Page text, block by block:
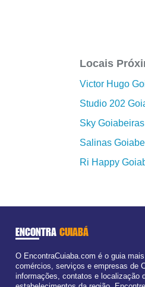
Locais
Victor Hugo
Studio 202
Sky
Salinas
Ri Happy
ENCONTRA CUIABÁ
O EncontraCuiaba.com é o guia
comércios, serviços e empresas de
informações, contatos e localização